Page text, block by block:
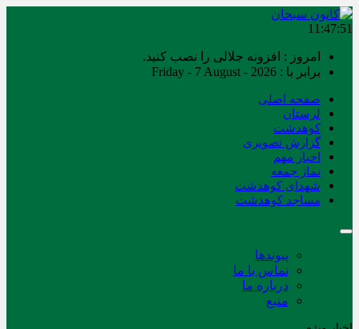
11:47:51
امروز : افزونه جلالی را نصب کنید.
برابر با : Friday - 7 August - 2026
صفحه اصلی
لرستان
کوهدشت
گزارش تصویری
اخبار مهم
نماز جمعه
شهدای کوهدشت
مساجد کوهدشت
پیوندها
تماس با ما
درباره ما
منبع